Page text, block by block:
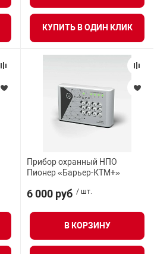
КУПИТЬ В ОДИН КЛИК
Прибор охранный НПО
Пионер «Барьер-КТМ+»
6 000 руб / шт.
В КОРЗИНУ